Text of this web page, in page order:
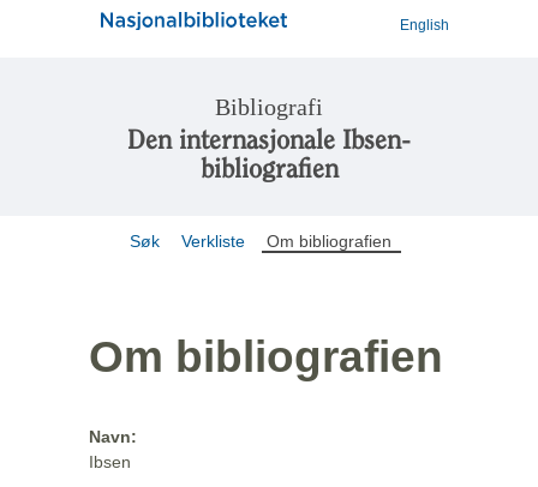
English
Bibliografi
Den internasjonale Ibsen-
bibliografien
Søk Verkliste Om bibliografien
Om bibliografien
Navn:
Ibsen